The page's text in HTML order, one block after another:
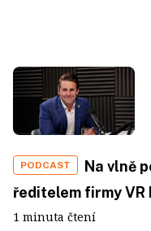
PODCAST
Na vlně
ředitelem firmy VR
1 minuta čtení